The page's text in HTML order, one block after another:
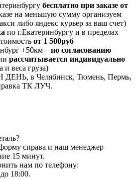
бесплатно при заказе от
на меньшую сумму организуем
либо яндекс курьер за ваш счет)
по г.Екатеринбургу и в пределах
от 1 500руб
+50км – по согласованию
рассчитывается индивидуально
и веса груза)
ДЕНЬ, в Челябинск, Тюмень, Пермь,
ТК ЛУЧ.
справа и наш менеджер
15 минут.
нам по телефону:
18:00.